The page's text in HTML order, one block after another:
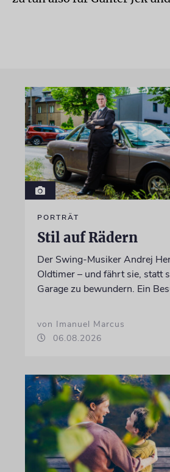
PORTRÄT
Stil auf Rädern
Der Swing-Musiker Andrej
Oldtimer – und fährt sie, statt
Garage zu bewundern. Ein
von Imanuel Marcus
06.08.2026